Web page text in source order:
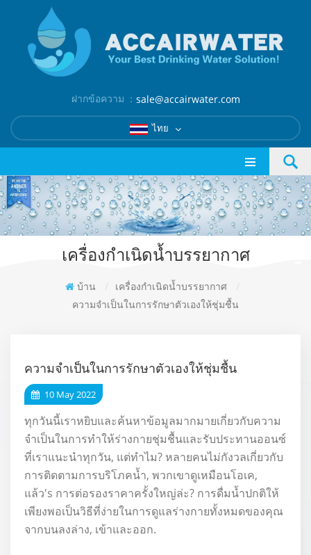
ฝากข้อความ ： sale@accairwater.com
ไทย
เครื่องกำเนิดน้ำบรรยากาศ
บ้าน / เครื่องกำเนิดน้ำบรรยากาศ
/
ความจำเป็นในการรักษาตัวเองให้ชุ่มชื้น
ความจำเป็นในการรักษาตัวเองให้ชุ่มชื้น
10 May 2022
ทุกวันนี้เราหยิบและค้นหาข้อมูลมากมายเกี่ยวกับความ
จำเป็นในการทำให้ร่างกายชุ่มชื้นและรับประทานออนซ์
ที่เราแนะนำทุกวัน, แต่ทำไม? หลายคนไม่กังวลเกี่ยวกับ
การติดตามการบริโภคน้ำ, พวกเขาดูเหมือนโอเค,
แล้ว's การต่อรองราคาครั้งใหญ่ล่ะ? การดื่มน้ำปกติให้
เพียงพอเป็นวิธีที่ง่ายในการดูแลร่างกายทั้งหมดของคุณ
จากบนลงล่าง, เข้าและออก.